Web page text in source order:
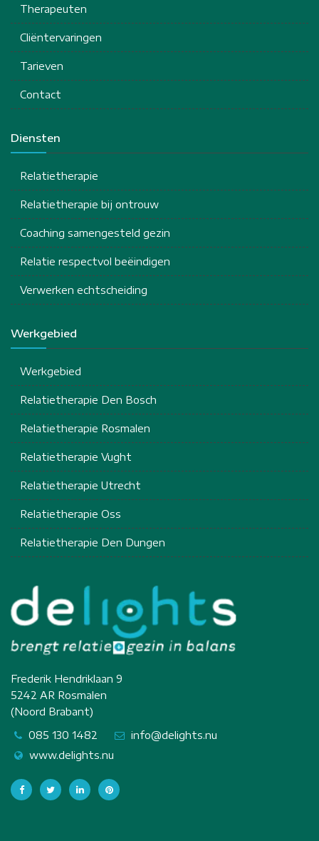
Therapeuten
Cliëntervaringen
Tarieven
Contact
Diensten
Relatietherapie
Relatietherapie bij ontrouw
Coaching samengesteld gezin
Relatie respectvol beëindigen
Verwerken echtscheiding
Werkgebied
Werkgebied
Relatietherapie Den Bosch
Relatietherapie Rosmalen
Relatietherapie Vught
Relatietherapie Utrecht
Relatietherapie Oss
Relatietherapie Den Dungen
Frederik Hendriklaan 9
5242 AR Rosmalen
(Noord Brabant)
085 130 1482
info@delights.nu
www.delights.nu